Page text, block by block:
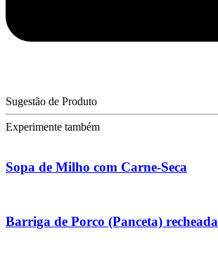
Sugestão de Produto
Experimente também
Sopa de Milho com Carne-Seca
Barriga de Porco (Panceta) recheada